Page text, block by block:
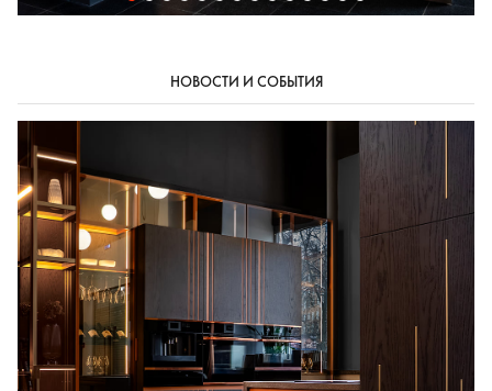
НОВОСТИ И СОБЫТИЯ